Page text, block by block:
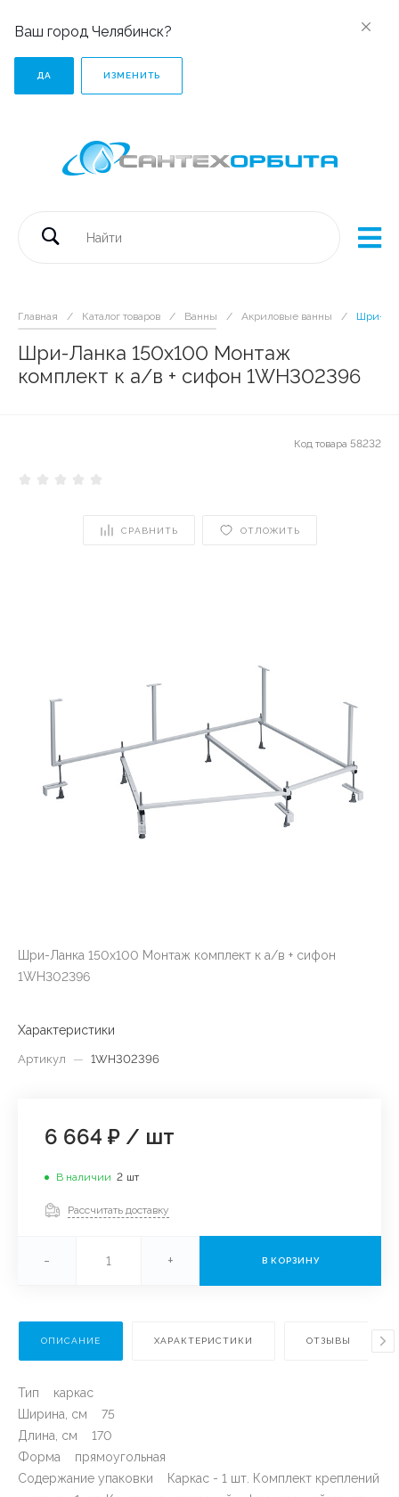
Ваш город Челябинск?
ДА ИЗМЕНИТЬ
Главная / Каталог товаров / Ванны / Акриловые ванны / Шри-
Шри-Ланка 150х100 Монтаж
комплект к а/в + сифон 1WH302396
Код товара 58232
СРАВНИТЬ ОТЛОЖИТЬ
Шри-Ланка 150х100 Монтаж комплект к а/в + сифон
1WH302396
Характеристики
Артикул — 1WH302396
6 664 ₽ / шт
В наличии 2 шт
Рассчитать доставку
- + В КОРЗИНУ
ОПИСАНИЕ ХАРАКТЕРИСТИКИ ОТЗЫВЫ
Тип каркас
Ширина, см 75
Длина, см 170
Форма прямоугольная
Содержание упаковки Каркас - 1 шт. Комплект креплений